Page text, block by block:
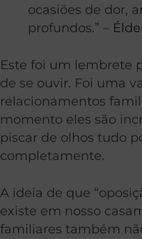
ocasiões de dor,
profundos.” –
Este foi um lembrete
de se ouvir. Foi uma
relacionamentos
momento eles são
piscar de olhos tudo
completamente.
A ideia de que
existe em nosso
familiares também